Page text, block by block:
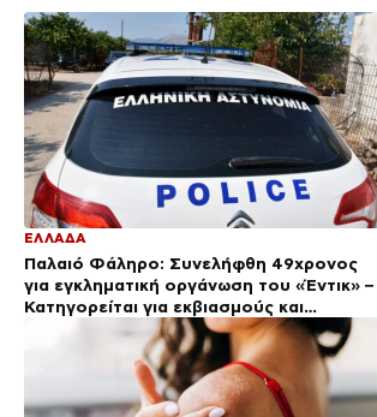
ΕΛΛΑΔΑ
Παλαιό Φάληρο: Συνελήφθη 49χρονος
για εγκληματική οργάνωση του «Έντικ» –
Κατηγορείται για εκβιασμούς και
ξυλοδαρμούς επιχειρηματιών